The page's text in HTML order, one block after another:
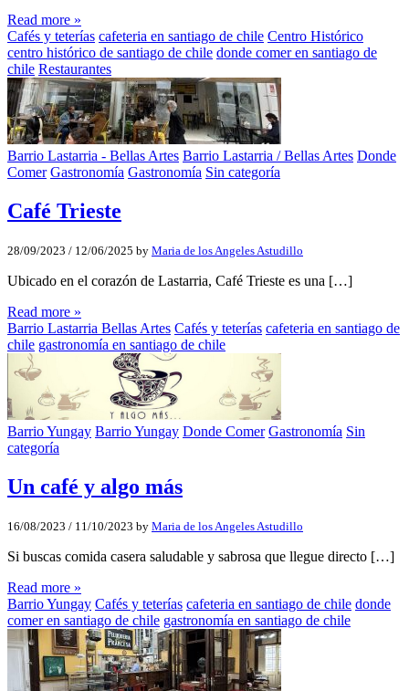
Read more »
Cafés y teterías cafeteria en santiago de chile Centro Histórico
centro histórico de santiago de chile donde comer en santiago de
chile Restaurantes
Barrio Lastarria - Bellas Artes Barrio Lastarria / Bellas Artes Donde
Comer Gastronomía Gastronomía Sin categoría
Café Trieste
28/09/2023 / 12/06/2025 by Maria de los Angeles Astudillo
Ubicado en el corazón de Lastarria, Café Trieste es una […]
Read more »
Barrio Lastarria Bellas Artes Cafés y teterías cafeteria en santiago de
chile gastronomía en santiago de chile
Barrio Yungay Barrio Yungay Donde Comer Gastronomía Sin
categoría
Un café y algo más
16/08/2023 / 11/10/2023 by Maria de los Angeles Astudillo
Si buscas comida casera saludable y sabrosa que llegue directo […]
Read more »
Barrio Yungay Cafés y teterías cafeteria en santiago de chile donde
comer en santiago de chile gastronomía en santiago de chile